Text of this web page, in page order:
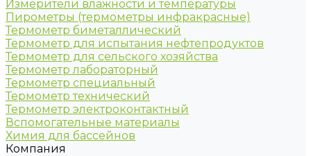
Измерители влажности и температуры
Пирометры (термометры инфракрасные)
Термометр биметаллический
Термометр для испытания нефтепродуктов
Термометр для сельского хозяйства
Термометр лабораторный
Термометр специальный
Термометр технический
Термометр электроконтактный
Вспомогательные материалы
Химия для бассейнов
Компания